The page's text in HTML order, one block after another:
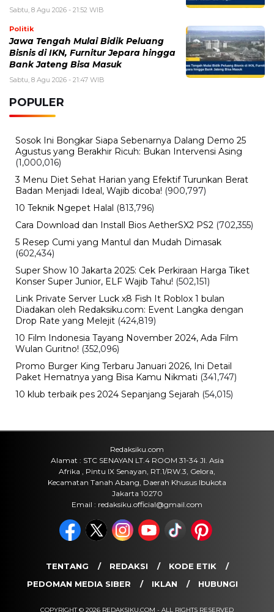
Sabtu, 8 Agu 2026 - 21:52 WIB
Politik
Jawa Tengah Mulai Bidik Peluang
Bisnis di IKN, Furnitur Jepara hingga
Bank Jateng Bisa Masuk
Sabtu, 8 Agu 2026 - 21:47 WIB
POPULER
Sosok Ini Bongkar Siapa Sebenarnya Dalang Demo 25
Agustus yang Berakhir Ricuh: Bukan Intervensi Asing
(1,000,016)
3 Menu Diet Sehat Harian yang Efektif Turunkan Berat
Badan Menjadi Ideal, Wajib dicoba! (900,797)
10 Teknik Ngepet Halal (813,796)
Cara Download dan Install Bios AetherSX2 PS2 (702,355)
5 Resep Cumi yang Mantul dan Mudah Dimasak
(602,434)
Super Show 10 Jakarta 2025: Cek Perkiraan Harga Tiket
Konser Super Junior, ELF Wajib Tahu! (502,151)
Link Private Server Luck x8 Fish It Roblox 1 bulan
Diadakan oleh Redaksiku.com: Event Langka dengan
Drop Rate yang Melejit (424,819)
10 Film Indonesia Tayang November 2024, Ada Film
Wulan Guritno! (352,096)
Promo Burger King Terbaru Januari 2026, Ini Detail
Paket Hematnya yang Bisa Kamu Nikmati (341,747)
10 klub terbaik pes 2024 Sepanjang Sejarah (54,015)
Redaksiku.com
Alamat : STC SENAYAN LT.4 ROOM 31-34 Jl. Asia
Afrika , Pintu IX Senayan, RT.1/RW.3, Gelora,
Kecamatan Tanah Abang, Daerah Khusus Ibukota
Jakarta 10270
Email : redaksiku.official@gmail.com
TENTANG REDAKSI
KODE ETIK
PEDOMAN MEDIA SIBER
IKLAN HUBUNGI
COPYRIGHT © 2026 REDAKSIKU.COM - ALL RIGHTS RESERVED